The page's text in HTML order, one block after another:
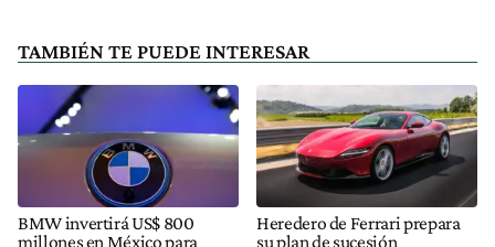
TAMBIÉN TE PUEDE INTERESAR
BMW invertirá US$ 800
millones en México para
Heredero de Ferrari prepara
su plan de sucesión